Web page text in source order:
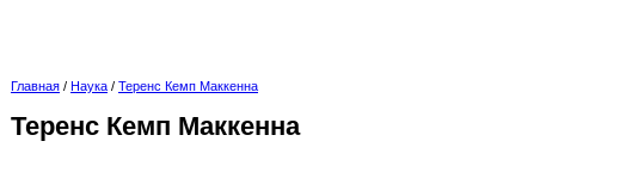
Главная / Наука / Теренс Кемп Маккенна
Теренс Кемп Маккенна